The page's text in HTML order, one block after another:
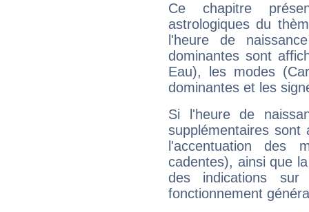
Ce chapitre
astrologiques du
l'heure de
dominantes sont
Eau), les modes
dominantes et les
Si l'heure de
supplémentaires sont
l'accentuation des
cadentes), ainsi que
des indications sur
fonctionnement